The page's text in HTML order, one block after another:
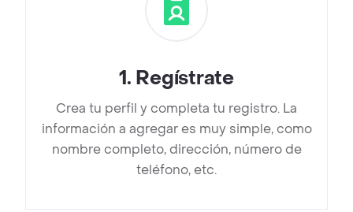
1. Regístrate
Crea tu perfil y completa tu registro. La
información a agregar es muy simple, como
nombre completo, dirección, número de
teléfono, etc.